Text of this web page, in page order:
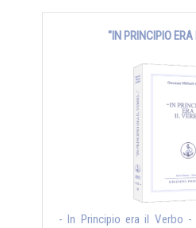
"IN PRINCIPIO ERA
- In Principio era il Verbo